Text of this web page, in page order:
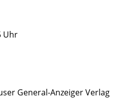
Uhr
General-Anzeiger Verlag